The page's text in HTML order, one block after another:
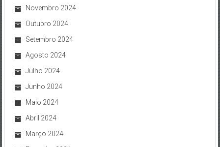
Novembro 2024
Outubro 2024
Setembro 2024
Agosto 2024
Julho 2024
Junho 2024
Maio 2024
Abril 2024
Março 2024